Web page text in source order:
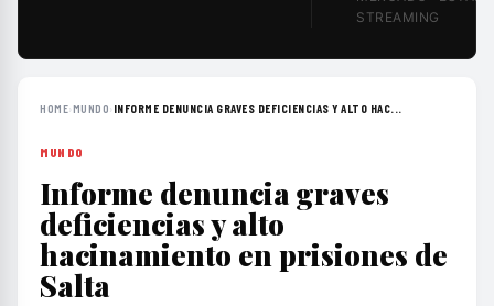
STREAMING
HOME›MUNDO› INFORME DENUNCIA GRAVES DEFICIENCIAS Y ALTO HAC...
MUNDO
Informe denuncia graves
deficiencias y alto
hacinamiento en prisiones de
Salta